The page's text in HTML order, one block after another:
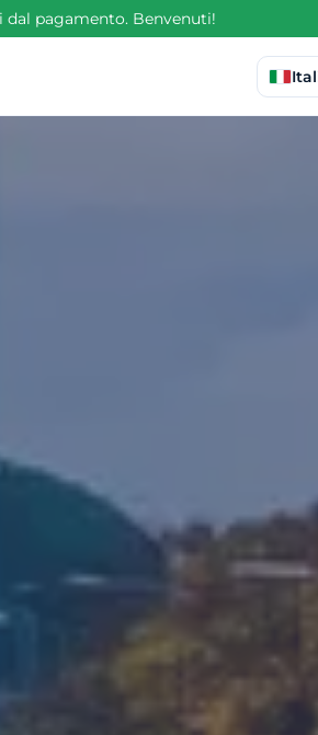
dal pagamento. Benvenuti!